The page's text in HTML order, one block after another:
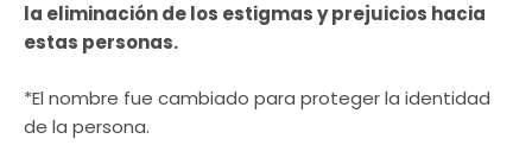
la eliminación de los estigmas y prejuicios hacia
estas personas.
*El nombre fue cambiado para proteger la identidad
de la persona.